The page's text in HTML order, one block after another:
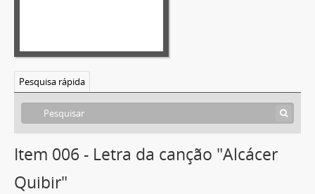
Pesquisa rápida
Item 006 - Letra da canção "Alcácer
Quibir"
[Secção] Documentação em caixas de José Mário Branco
[Caixa] Caixa 01
[Pasta] CGTP - Álbum do centenário do 1º de Maio
[Item] Esboço de orquestração da canção "Alcácer Quibir"
[Item] Esboços para orquestração da canção "Alcácer Quibir" + carta de Vitorino com indicações de orquestração